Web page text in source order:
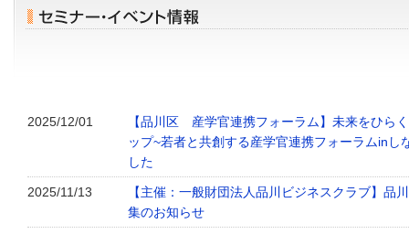
2025/12/01
【品川区 産学官連携フォーラム】未来をひら
ップ~若者と共創する産学官連携フォーラムinし
した
2025/11/13
【主催：一般財団法人品川ビジネスクラブ】品
集のお知らせ